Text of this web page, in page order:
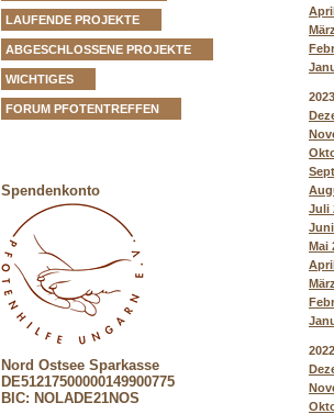
LAUFENDE PROJEKTE
ABGESCHLOSSENE PROJEKTE
WICHTIGES
FORUM PFOTENTREFFEN
Spendenkonto
Nord Ostsee Sparkasse
DE51217500000149900775
BIC: NOLADE21NOS
2023
Juli
Mai
2022